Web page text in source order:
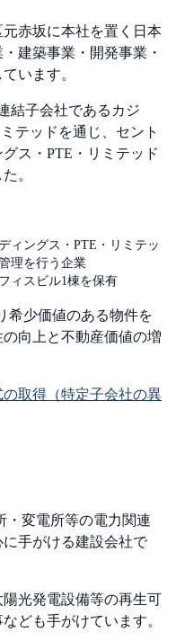
赤坂に本社を置く日本
建築事業・開発事業・
います。
結子会社であるカジ
テッドを通じ、セント
ス・PTE・リミテッド
。
ィングス・PTE・リミテッ
理を行う企業
ィスビル1棟を保有
希少価値のある物件を
向上と不動産価値の増
取得（特定子会社の異
・変電所等の電力関連
手がける建設会社で
光発電設備等の再生可
ども手がけています。